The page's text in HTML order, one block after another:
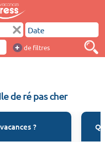
+ de filtres
de ré pas cher
?